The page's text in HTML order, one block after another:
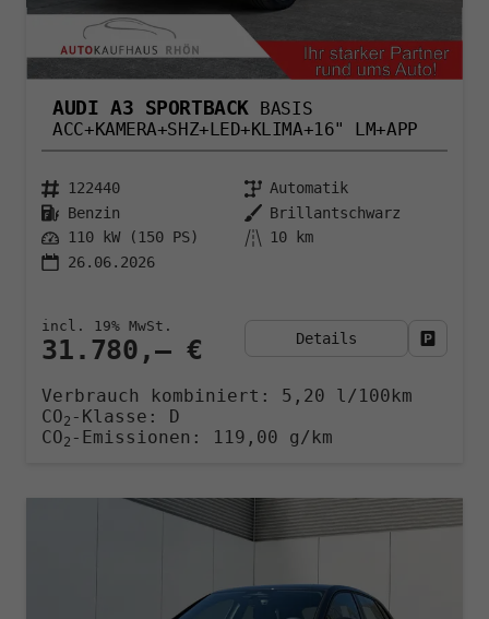
AUDI A3 SPORTBACK
BASIS
ACC+KAMERA+SHZ+LED+KLIMA+16" LM+APP
122440
Automatik
Benzin
Brillantschwarz
110 kW (150 PS)
10 km
26.06.2026
31.780,– €
incl. 19% MwSt.
Details
Verbrauch kombiniert: 5,20 l/100km
CO2 -Klasse:
D
CO2 -Emissionen: 119,00 g/km